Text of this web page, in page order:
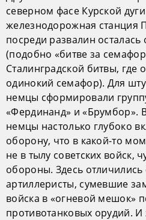
северном фасе Курской
железнодорожная станция
посреди развалин осталась
(подобно «битве за
Сталинградской битвы, где
одинокий семафор). Для
немцы сформировали
«Фердинанд» и «Брумбор».
немцы настолько глубоко
оборону, что в какой-то
не в тылу советских войск,
обороны. Здесь отличились
артиллеристы, сумевшие
войска в «огневой мешок»
противотанковых орудий. И